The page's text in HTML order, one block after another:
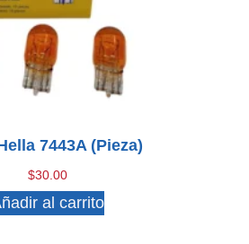
7443A (pieza)
$30.00
al carrito